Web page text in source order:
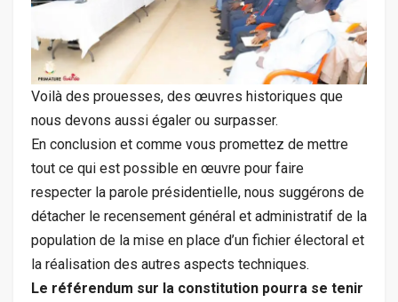
Voilà des prouesses, des œuvres historiques que
nous devons aussi égaler ou surpasser.
En conclusion et comme vous promettez de mettre
tout ce qui est possible en œuvre pour faire
respecter la parole présidentielle, nous suggérons de
détacher le recensement général et administratif de la
population de la mise en place d’un fichier électoral et
la réalisation des autres aspects techniques.
Le référendum sur la constitution pourra se tenir